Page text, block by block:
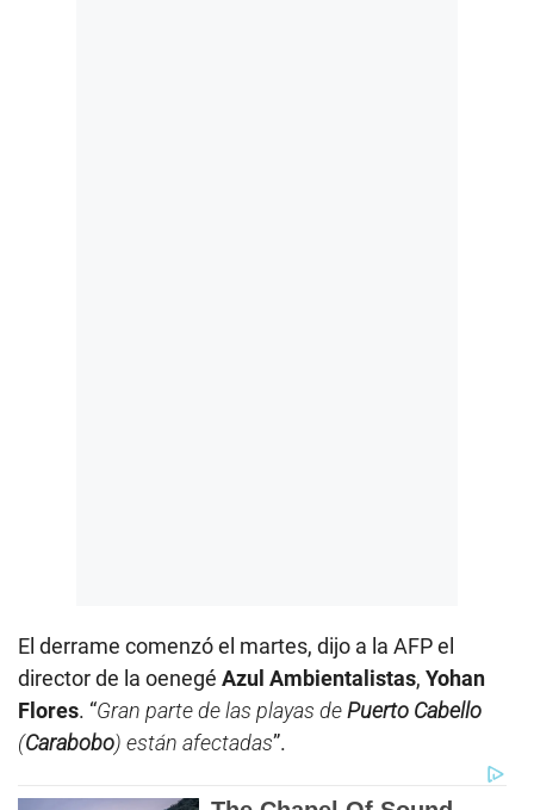
El derrame comenzó el martes, dijo a la AFP el
director de la oenegé Azul Ambientalistas, Yohan
Flores. “Gran parte de las playas dePuerto Cabello
(Carabobo) están afectadas”.